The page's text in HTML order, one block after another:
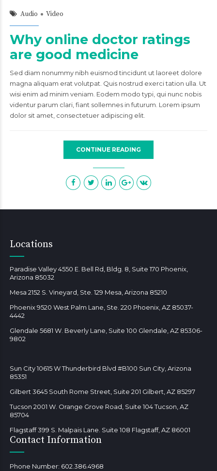
Audio Video
Why online doctor ratings
are good medicine
Sed diam nonummy nibh euismod tincidunt ut laoreet dolore
magna aliquam erat volutpat. Quis nostrud exerci tation ulla. Ut
wisi enim ad minim veniam. Eodem modo typi, qui nunc nobis
videntur parum clari, fiant sollemnes in futurum. Lorem ipsum
dolor sit amet, consectetuer adipiscing elit.
CONTINUE READING
Locations
Paradise Valley 4550 E. Bell Rd, Bldg. 8, Suite 170 Phoenix,
Arizona 85032
Mesa 2152 S. Vineyard, Ste. 129 Mesa, Arizona 85210
Phoenix 9520 West Palm Lane, Ste. 220 Phoenix, AZ 85037-
4442
Glendale 5681 W. Beverly Lane, Suite 100 Glendale, AZ 85306-
9802
Sun City 10615 W Thunderbird Blvd #B100 Sun City, Arizona
85351
Gilbert 3645 South Rome Street, Suite 201 Gilbert, AZ 85297
Tucson 2001 W. Orange Grove Road, Suite 104 Tucson, AZ
85704
Flagstaff 399 S. Malpais Lane. Suite 108 Flagstaff, AZ 86001
Contact Information
Phone Number: 602.386.4968